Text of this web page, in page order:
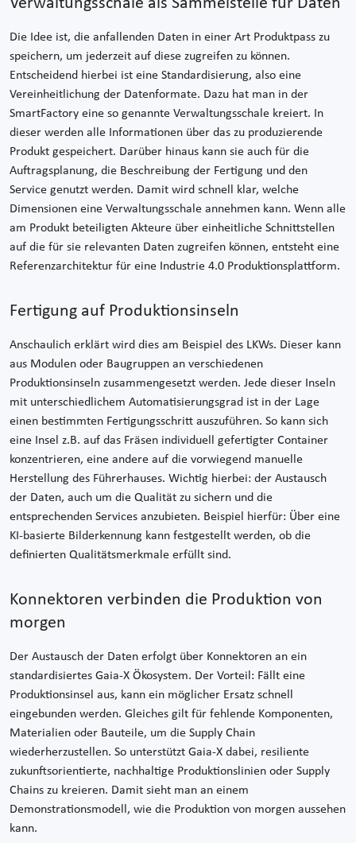
Verwaltungsschale als Sammelstelle für Daten
Die Idee ist, die anfallenden Daten in einer Art Produktpass zu
speichern, um jederzeit auf diese zugreifen zu können.
Entscheidend hierbei ist eine Standardisierung, also eine
Vereinheitlichung der Datenformate. Dazu hat man in der
SmartFactory eine so genannte Verwaltungsschale kreiert. In
dieser werden alle Informationen über das zu produzierende
Produkt gespeichert. Darüber hinaus kann sie auch für die
Auftragsplanung, die Beschreibung der Fertigung und den
Service genutzt werden. Damit wird schnell klar, welche
Dimensionen eine Verwaltungsschale annehmen kann. Wenn alle
am Produkt beteiligten Akteure über einheitliche Schnittstellen
auf die für sie relevanten Daten zugreifen können, entsteht eine
Referenzarchitektur für eine Industrie 4.0 Produktionsplattform.
Fertigung auf Produktionsinseln
Anschaulich erklärt wird dies am Beispiel des LKWs. Dieser kann
aus Modulen oder Baugruppen an verschiedenen
Produktionsinseln zusammengesetzt werden. Jede dieser Inseln
mit unterschiedlichem Automatisierungsgrad ist in der Lage
einen bestimmten Fertigungsschritt auszuführen. So kann sich
eine Insel z.B. auf das Fräsen individuell gefertigter Container
konzentrieren, eine andere auf die vorwiegend manuelle
Herstellung des Führerhauses. Wichtig hierbei: der Austausch
der Daten, auch um die Qualität zu sichern und die
entsprechenden Services anzubieten. Beispiel hierfür: Über eine
KI-basierte Bilderkennung kann festgestellt werden, ob die
definierten Qualitätsmerkmale erfüllt sind.
Konnektoren verbinden die Produktion von
morgen
Der Austausch der Daten erfolgt über Konnektoren an ein
standardisiertes Gaia-X Ökosystem. Der Vorteil: Fällt eine
Produktionsinsel aus, kann ein möglicher Ersatz schnell
eingebunden werden. Gleiches gilt für fehlende Komponenten,
Materialien oder Bauteile, um die Supply Chain
wiederherzustellen. So unterstützt Gaia-X dabei, resiliente
zukunftsorientierte, nachhaltige Produktionslinien oder Supply
Chains zu kreieren. Damit sieht man an einem
Demonstrationsmodell, wie die Produktion von morgen aussehen
kann.